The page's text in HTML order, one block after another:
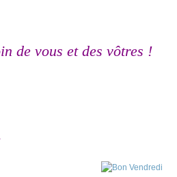
de vous et des vôtres !